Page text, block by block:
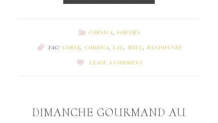
CORSICA, SORTIES
TAG: CORSE, CORSICA LAC MELU, RANDONNEE
LEAVE A COMMENT
DIMANCHE GOURMAND AU